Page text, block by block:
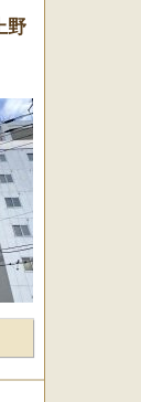
野